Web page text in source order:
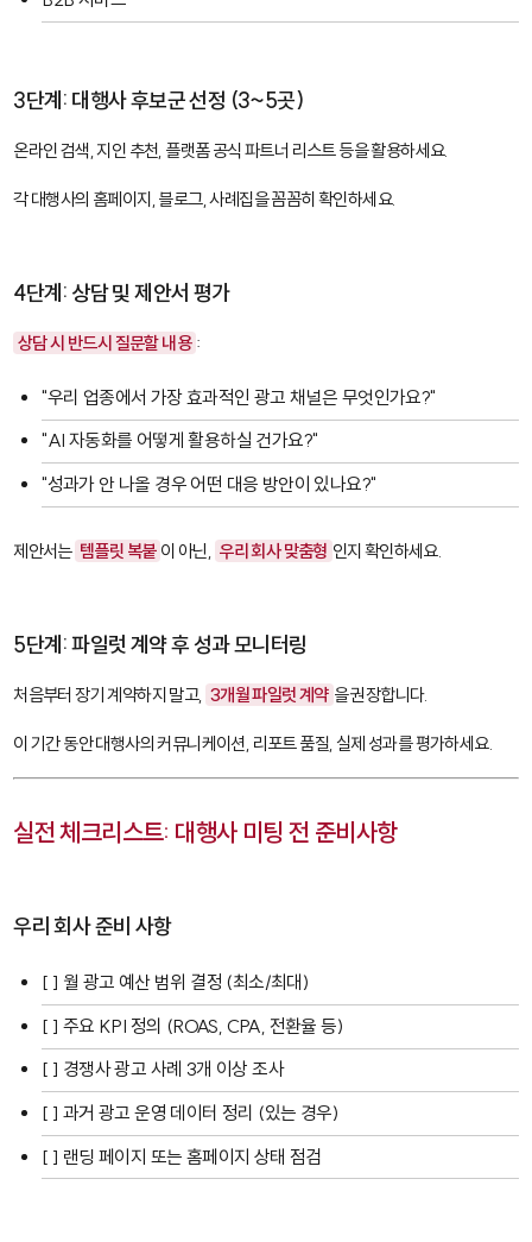
3단계: 대행사 후보군 선정 (3~5곳)
온라인 검색, 지인 추천, 플랫폼 공식 파트너 리스트 등을 활용하세요.
각 대행사의 홈페이지, 블로그, 사례집을 꼼꼼히 확인하세요.
4단계: 상담 및 제안서 평가
상담 시 반드시 질문할 내용 :
"우리 업종에서 가장 효과적인 광고 채널은 무엇인가요?"
"AI 자동화를 어떻게 활용하실 건가요?"
"성과가 안 나올 경우 어떤 대응 방안이 있나요?"
제안서는 템플릿 복붙 이 아닌, 우리 회사 맞춤형 인지 확인하세요.
5단계: 파일럿 계약 후 성과 모니터링
처음부터 장기 계약하지 말고, 3개월 파일럿 계약 을 권장합니다.
이 기간 동안 대행사의 커뮤니케이션, 리포트 품질, 실제 성과를 평가하세요.
실전 체크리스트: 대행사 미팅 전 준비사항
우리 회사 준비 사항
[ ] 월 광고 예산 범위 결정 (최소/최대)
[ ] 주요 KPI 정의 (ROAS, CPA, 전환율 등)
[ ] 경쟁사 광고 사례 3개 이상 조사
[ ] 과거 광고 운영 데이터 정리 (있는 경우)
[ ] 랜딩 페이지 또는 홈페이지 상태 점검